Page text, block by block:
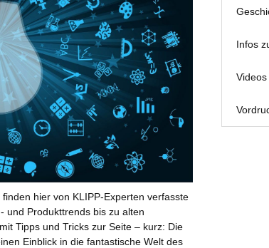
hier von KLIPP-Experten verfasste
und Produkttrends bis zu alten
Tipps und Tricks zur Seite – kurz: Die
Einblick in die fantastische Welt des
Infos